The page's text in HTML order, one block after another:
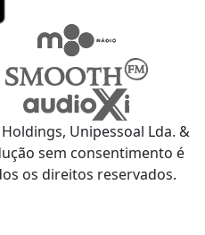
Unipessoal Lda. &
sem consentimento é
os direitos reservados.